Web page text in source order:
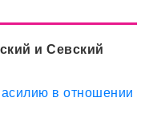
и Севский
в отношении